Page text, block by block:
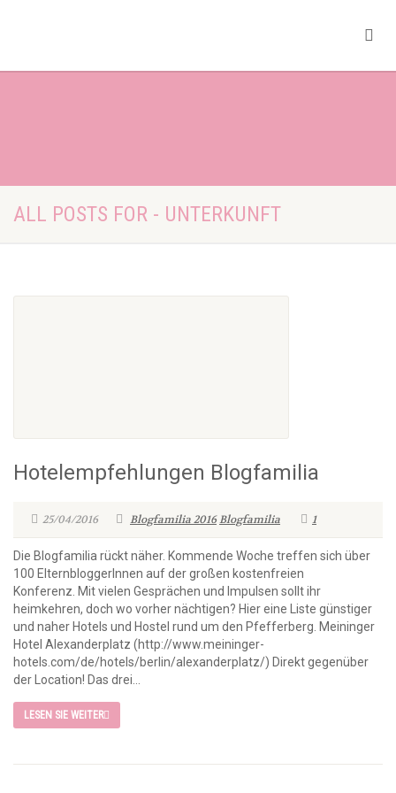
ALL POSTS FOR - UNTERKUNFT
Hotelempfehlungen Blogfamilia
25/04/2016 Blogfamilia 2016Blogfamilia 1
Die Blogfamilia rückt näher. Kommende Woche treffen sich über
100 ElternbloggerInnen auf der großen kostenfreien
Konferenz. Mit vielen Gesprächen und Impulsen sollt ihr
heimkehren, doch wo vorher nächtigen? Hier eine Liste günstiger
und naher Hotels und Hostel rund um den Pfefferberg. Meininger
Hotel Alexanderplatz (http://www.meininger-
hotels.com/de/hotels/berlin/alexanderplatz/) Direkt gegenüber
der Location! Das drei...
LESEN SIE WEITER